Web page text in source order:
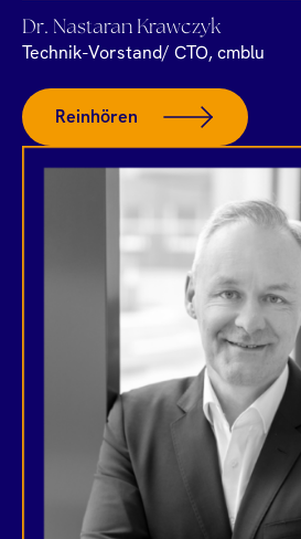
Dr. Nastaran Krawczyk
Technik-Vorstand/ CTO, cmblu
Reinhören